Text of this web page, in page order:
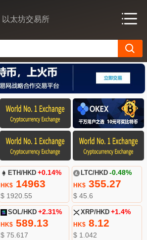
以太坊交易所
ETH/HKD +0.14%
HK$ 14963
$ 1920.55
LTC/HKD -0.48%
HK$355.27
$ 45.6
SOL/HKD +2.31%
HK$ 589.13
$ 75.617
XRP/HKD +1.4%
HK$8.12
$ 1.042